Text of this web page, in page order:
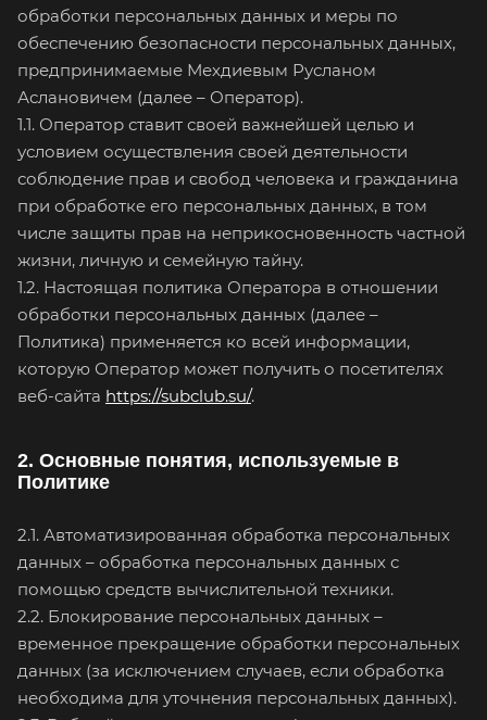
обработки персональных данных и меры по
обеспечению безопасности персональных данных,
предпринимаемые Мехдиевым Русланом
Аслановичем (далее – Оператор).
1.1. Оператор ставит своей важнейшей целью и
условием осуществления своей деятельности
соблюдение прав и свобод человека и гражданина
при обработке его персональных данных, в том
числе защиты прав на неприкосновенность частной
жизни, личную и семейную тайну.
1.2. Настоящая политика Оператора в отношении
обработки персональных данных (далее –
Политика) применяется ко всей информации,
которую Оператор может получить о посетителях
веб-сайта https://subclub.su/.
2. Основные понятия, используемые в
Политике
2.1. Автоматизированная обработка персональных
данных – обработка персональных данных с
помощью средств вычислительной техники.
2.2. Блокирование персональных данных –
временное прекращение обработки персональных
данных (за исключением случаев, если обработка
необходима для уточнения персональных данных).